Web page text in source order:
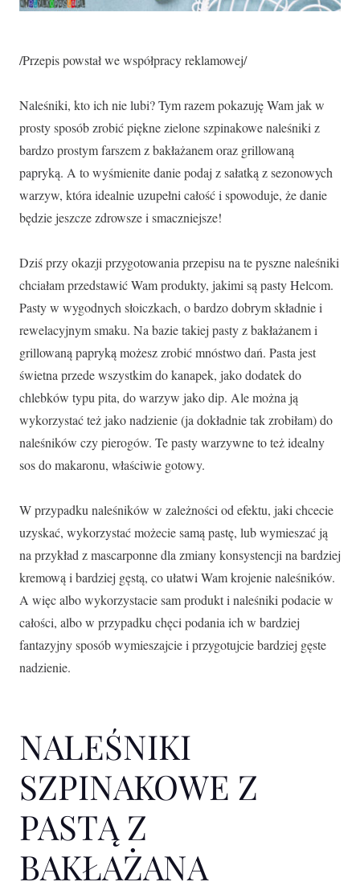
/Przepis powstał we współpracy reklamowej/
Naleśniki, kto ich nie lubi? Tym razem pokazuję Wam jak w
prosty sposób zrobić piękne zielone szpinakowe naleśniki z
bardzo prostym farszem z bakłażanem oraz grillowaną
papryką. A to wyśmienite danie podaj z sałatką z sezonowych
warzyw, która idealnie uzupełni całość i spowoduje, że danie
będzie jeszcze zdrowsze i smaczniejsze!
Dziś przy okazji przygotowania przepisu na te pyszne naleśniki
chciałam przedstawić Wam produkty, jakimi są pasty Helcom.
Pasty w wygodnych słoiczkach, o bardzo dobrym składnie i
rewelacyjnym smaku. Na bazie takiej pasty z bakłażanem i
grillowaną papryką możesz zrobić mnóstwo dań. Pasta jest
świetna przede wszystkim do kanapek, jako dodatek do
chlebków typu pita, do warzyw jako dip. Ale można ją
wykorzystać też jako nadzienie (ja dokładnie tak zrobiłam) do
naleśników czy pierogów. Te pasty warzywne to też idealny
sos do makaronu, właściwie gotowy.
W przypadku naleśników w zależności od efektu, jaki chcecie
uzyskać, wykorzystać możecie samą pastę, lub wymieszać ją
na przykład z mascarponne dla zmiany konsystencji na bardziej
kremową i bardziej gęstą, co ułatwi Wam krojenie naleśników.
A więc albo wykorzystacie sam produkt i naleśniki podacie w
całości, albo w przypadku chęci podania ich w bardziej
fantazyjny sposób wymieszajcie i przygotujcie bardziej gęste
nadzienie.
NALEŚNIKI
SZPINAKOWE Z
PASTĄ Z
BAKŁAŻANA